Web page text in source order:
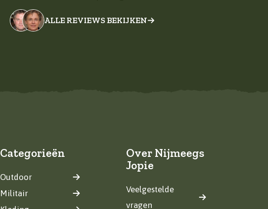
ALLE REVIEWS BEKIJKEN
Categorieën
Outdoor
Militair
Over Nijmeegs
Jopie
Veelgestelde
vragen